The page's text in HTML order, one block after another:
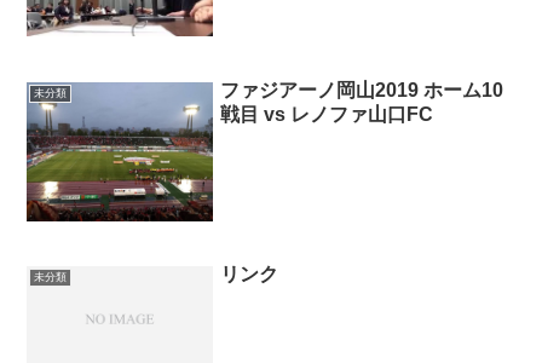
未分類
ファジアーノ岡山2019 ホーム10
戦目 vs レノファ山口FC
未分類 リンク